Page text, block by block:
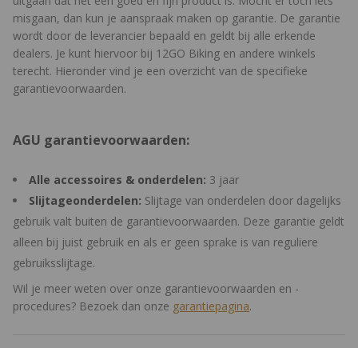
misgaan, dan kun je aanspraak maken op garantie. De garantie
wordt door de leverancier bepaald en geldt bij alle erkende
dealers. Je kunt hiervoor bij 12GO Biking en andere winkels
terecht. Hieronder vind je een overzicht van de specifieke
garantievoorwaarden.
AGU garantievoorwaarden:
Alle accessoires & onderdelen: 3 jaar
Slijtageonderdelen: Slijtage van onderdelen door dagelijks
gebruik valt buiten de garantievoorwaarden. Deze garantie geldt
alleen bij juist gebruik en als er geen sprake is van reguliere
gebruiksslijtage.
Wil je meer weten over onze garantievoorwaarden en -
procedures? Bezoek dan onze garantiepagina.